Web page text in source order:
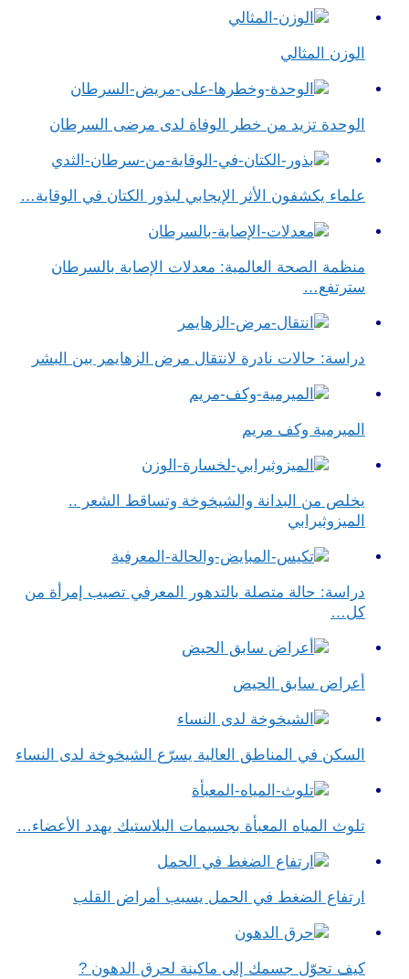
الوزن المثالي
الوحدة تزيد من خطر الوفاة لدى مرضى السرطان
علماء يكشفون الأثر الإيجابي لبذور الكتان في الوقاية…
منظمة الصحة العالمية: معدلات الإصابة بالسرطان
سترتفع…
دراسة: حالات نادرة لانتقال مرض الزهايمر بين البشر
الميرمية وكف مريم
يخلص من البدانة والشيخوخة وتساقط الشعر ..
الميزوثيرابي
دراسة: حالة متصلة بالتدهور المعرفي تصيب إمرأة من
كل…
أعراض سابق الحيض
السكن في المناطق العالية يسرّع الشيخوخة لدى النساء
تلوث المياه المعبأة بجسيمات البلاستيك يهدد الأعضاء…
ارتفاع الضغط في الحمل يسبب أمراض القلب
كيف تحوّل جسمك إلى ماكينة لحرق الدهون ?